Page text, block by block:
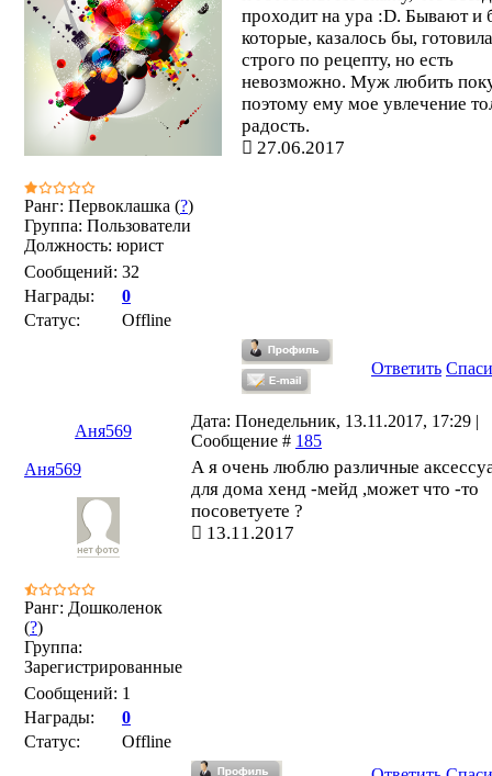
Ранг: Первоклашка (?)
Группа: Пользователи
Должность: юрист
Сообщений: 32
Награды:
0
Статус:
Offline
проходит на ура :D. Бывают и
которые, казалось бы, готовила
строго по рецепту, но есть
невозможно. Муж любить
поэтому ему мое увлечение
радость.
27.06.2017
Ответить
Аня569
Дата: Понедельник, 13.11.2017, 17:29 |
Сообщение # 185
Аня569
Ранг: Дошколенок
(?)
Группа:
Зарегистрированные
Сообщений: 1
Награды:
0
Статус:
Offline
А я очень люблю различные
для дома хенд -мейд ,может что -то
посоветуете ?
13.11.2017